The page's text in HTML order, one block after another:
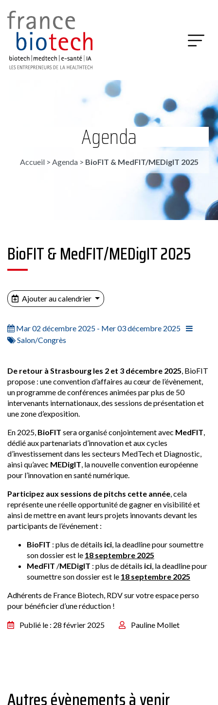
Agenda
Accueil> Agenda> BioFIT & MedFIT/MEDigIT 2025
BioFIT & MedFIT/MEDigIT 2025
Ajouter au calendrier
Mar 02 décembre 2025 - Mer 03 décembre 2025
Salon/Congrès
De retour à Strasbourg les 2 et 3 décembre 2025, BioFIT
propose : une convention d’affaires au cœur de l’évènement,
un programme de conférences animées par plus de 50
intervenants internationaux, des sessions de présentation et
une zone d’exposition.
En 2025, BioFIT sera organisé conjointement avec MedFIT,
dédié aux partenariats d’innovation et aux cycles
d’investissement dans les secteurs MedTech et Diagnostic,
ainsi qu’avec MEDigIT, la nouvelle convention européenne
pour l’innovation en santé numérique.
Participez aux sessions de pitchs cette année, cela
représente une réelle opportunité de gagner en visibilité et
ainsi de mettre en avant leurs projets innovants devant les
participants de l’événement :
BioFIT : plus de détails ici, la deadline pour soumettre
son dossier est le 18 septembre 2025
MedFIT /MEDigIT : plus de détails ici, la deadline pour
soumettre son dossier est le 18 septembre 2025
Adhérents de France Biotech, RDV sur votre espace perso
pour bénéficier d’une réduction !
Publié le : 28 février 2025 Pauline Mollet
Autres évènements à venir